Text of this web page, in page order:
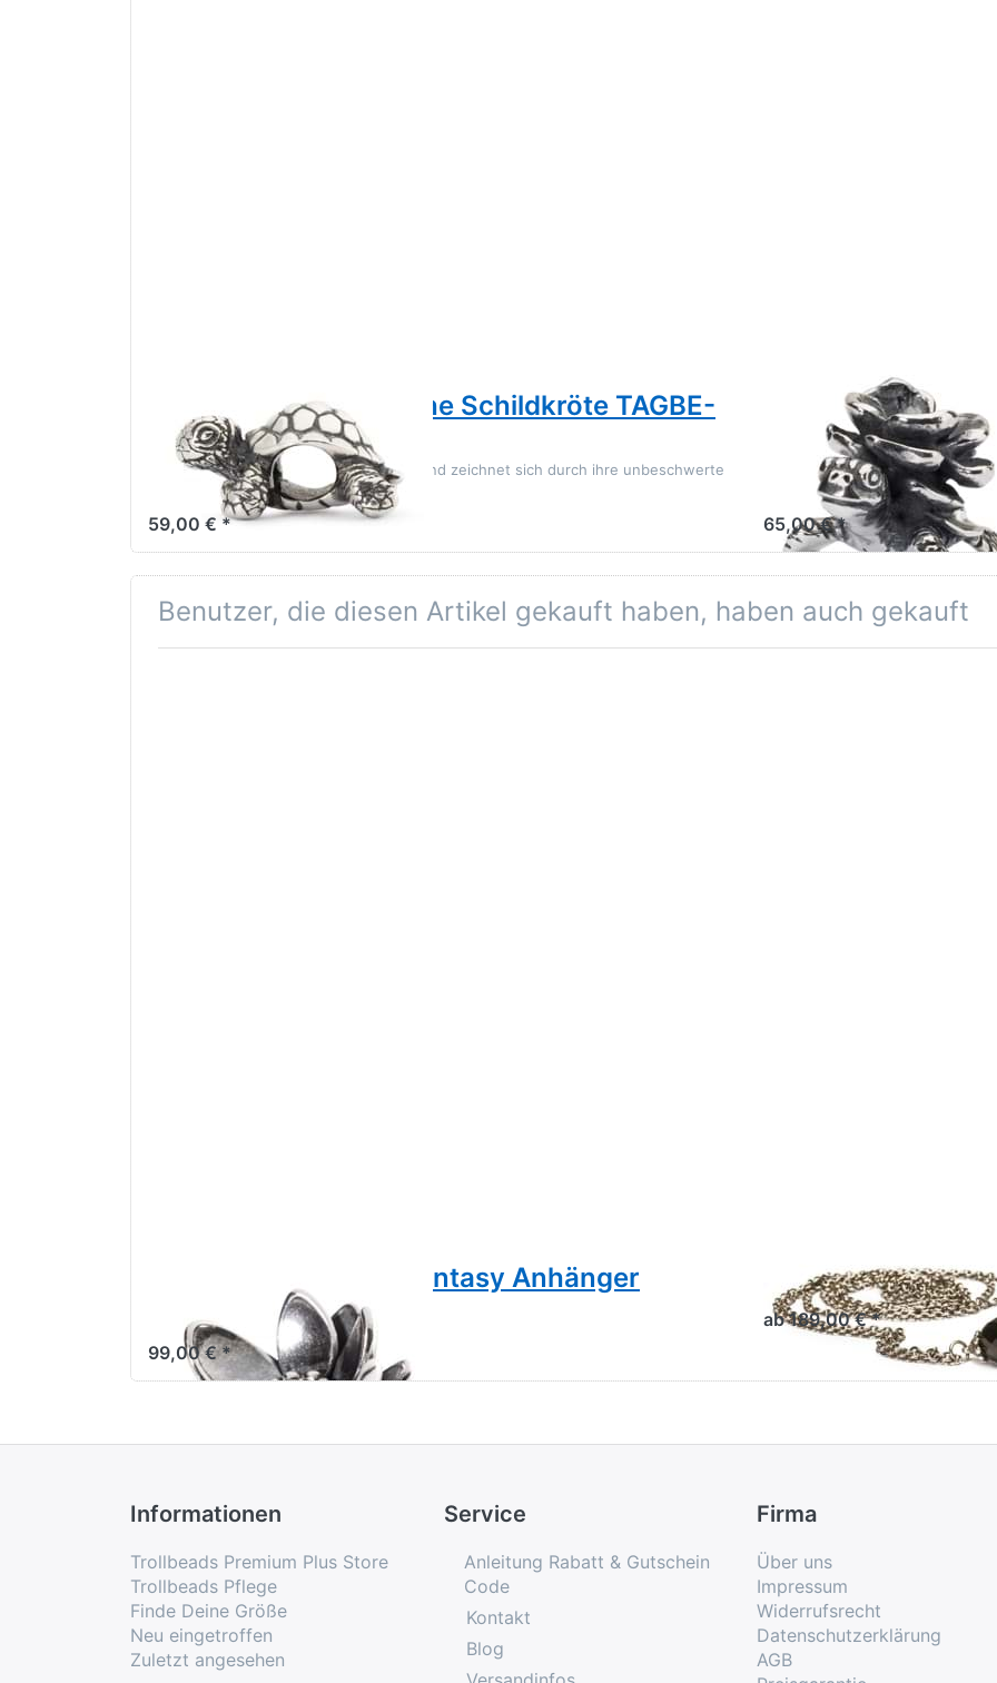
Trollbeads Afrikanische Schildkröte TAGBE-
20049
Sie bewegt sich ihrem eigenen Tempo und zeichnet sich durch ihre unbeschwerte
und geduldige Art aus.
59,00 € *
Lotus
TAGBE-40115
Komm zur Ruhe und genieße
hilft dir bodenständig zu
65,00 € *
Benutzer, die diesen Artikel gekauft haben, haben auch gekauft
Gigantischer Lotus Fantasy Anhänger
TAGPE-00018
99,00 € *
Fantasy
ab 189,00 € *
Informationen
Trollbeads Premium Plus Store
Trollbeads Pflege
Finde Deine Größe
Neu eingetroffen
Zuletzt angesehen
Service
Anleitung Rabatt & Gutschein
Code
Kontakt
Blog
Firma
Über uns
Impressum
Widerrufsrecht
Datenschutzerklärung
AGB